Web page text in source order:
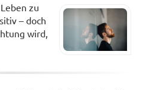
zu
– doch
wird,